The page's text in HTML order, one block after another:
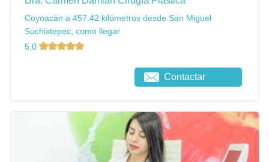
Coyoacán a 457.42 kilómetros desde San Miguel
Suchixtepec, como llegar
5,0
Contactar